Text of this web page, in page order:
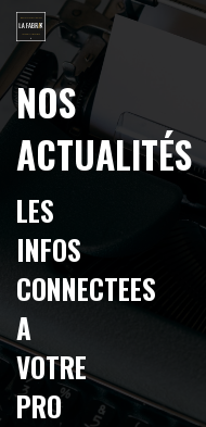
NOS
ACTUALITÉS
LES
INFOS
CONNECTEES
A
VOTRE
PROJ T